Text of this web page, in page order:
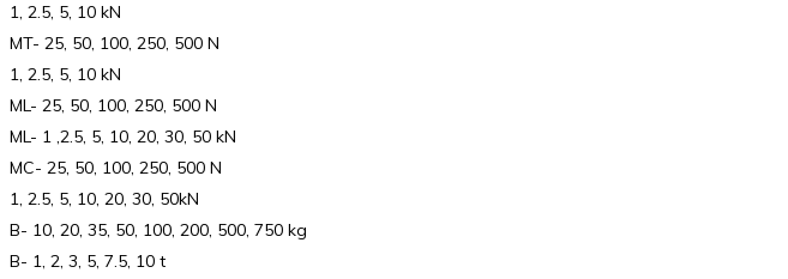
1, 2.5, 5, 10 kN
MT- 25, 50, 100, 250, 500 N
1, 2.5, 5, 10 kN
ML- 25, 50, 100, 250, 500 N
ML- 1 ,2.5, 5, 10, 20, 30, 50 kN
MC- 25, 50, 100, 250, 500 N
1, 2.5, 5, 10, 20, 30, 50kN
B- 10, 20, 35, 50, 100, 200, 500, 750 kg
B- 1, 2, 3, 5, 7.5, 10 t